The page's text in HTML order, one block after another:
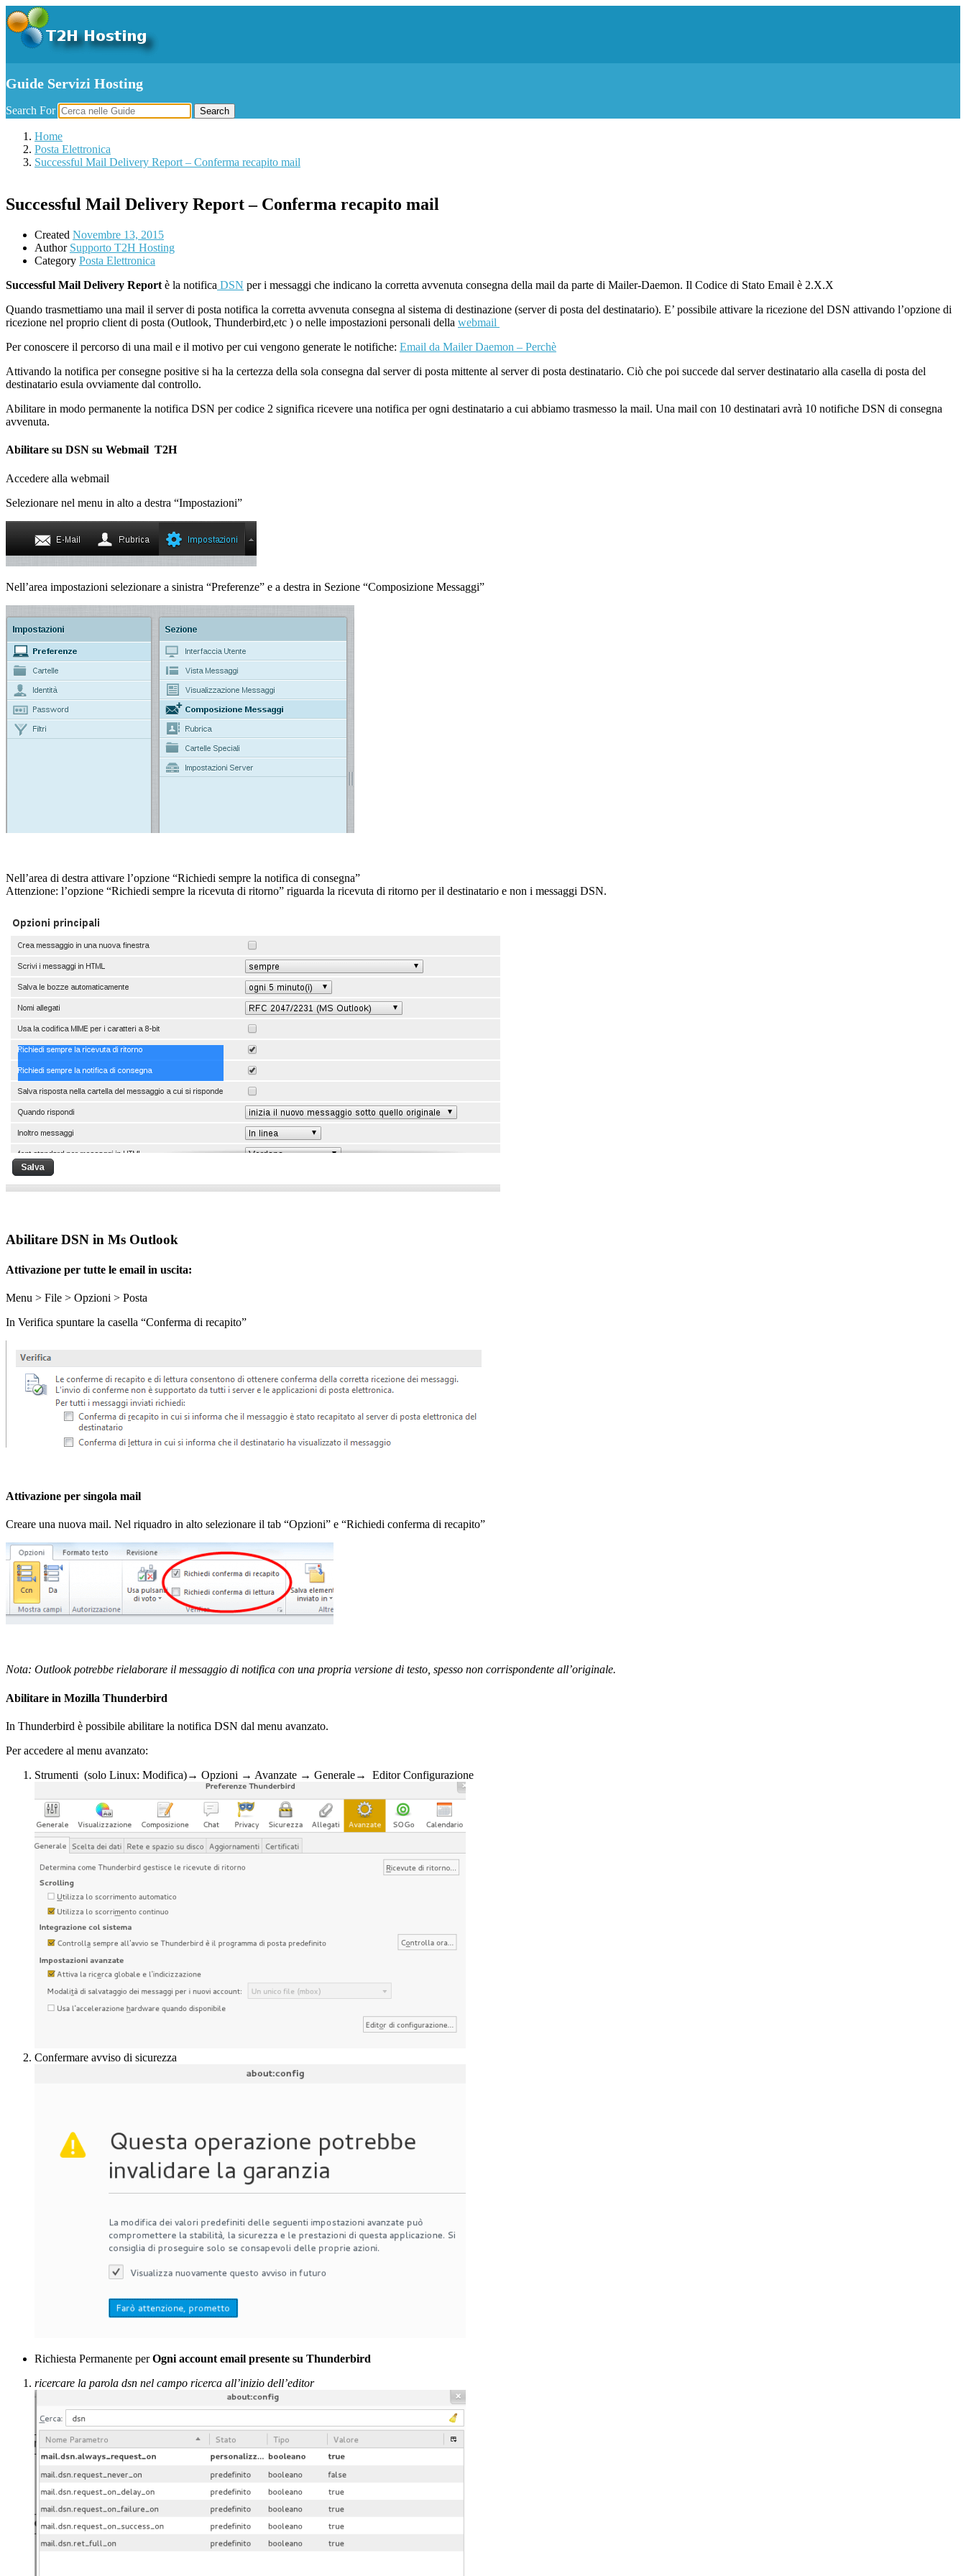
Guide Servizi Hosting
Search For Search
Home
Posta Elettronica
Successful Mail Delivery Report – Conferma recapito mail
Successful Mail Delivery Report – Conferma recapito mail
Created Novembre 13, 2015
Author Supporto T2H Hosting
Category Posta Elettronica
Successful Mail Delivery Report è la notifica DSN per i messaggi che indicano la corretta avvenuta consegna della mail da parte di Mailer-Daemon. Il Codice di Stato Email è 2.X.X
Quando trasmettiamo una mail il server di posta notifica la corretta avvenuta consegna al sistema di destinazione (server di posta del destinatario). E’ possibile attivare la ricezione del DSN attivando l’opzione di
ricezione nel proprio client di posta (Outlook, Thunderbird,etc ) o nelle impostazioni personali della webmail
Per conoscere il percorso di una mail e il motivo per cui vengono generate le notifiche: Email da Mailer Daemon – Perchè
Attivando la notifica per consegne positive si ha la certezza della sola consegna dal server di posta mittente al server di posta destinatario. Ciò che poi succede dal server destinatario alla casella di posta del
destinatario esula ovviamente dal controllo.
Abilitare in modo permanente la notifica DSN per codice 2 significa ricevere una notifica per ogni destinatario a cui abbiamo trasmesso la mail. Una mail con 10 destinatari avrà 10 notifiche DSN di consegna
avvenuta.
Abilitare su DSN su Webmail T2H
Accedere alla webmail
Selezionare nel menu in alto a destra “Impostazioni”
Nell’area impostazioni selezionare a sinistra “Preferenze” e a destra in Sezione “Composizione Messaggi”
Nell’area di destra attivare l’opzione “Richiedi sempre la notifica di consegna”
Attenzione: l’opzione “Richiedi sempre la ricevuta di ritorno” riguarda la ricevuta di ritorno per il destinatario e non i messaggi DSN.
Abilitare DSN in Ms Outlook
Attivazione per tutte le email in uscita:
Menu > File > Opzioni > Posta
In Verifica spuntare la casella “Conferma di recapito”
Attivazione per singola mail
Creare una nuova mail. Nel riquadro in alto selezionare il tab “Opzioni” e “Richiedi conferma di recapito”
Nota: Outlook potrebbe rielaborare il messaggio di notifica con una propria versione di testo, spesso non corrispondente all’originale.
Abilitare in Mozilla Thunderbird
In Thunderbird è possibile abilitare la notifica DSN dal menu avanzato.
Per accedere al menu avanzato:
Strumenti (solo Linux: Modifica)→ Opzioni → Avanzate → Generale→ Editor Configurazione
Confermare avviso di sicurezza
Richiesta Permanente perOgni account email presente su Thunderbird
ricercare la parola dsn nel campo ricerca all’inizio dell’editor